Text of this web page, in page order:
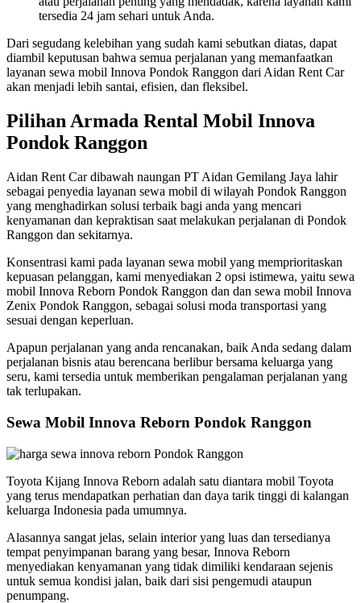
tersedia 24 jam sehari untuk Anda.
Dari segudang kelebihan yang sudah kami sebutkan diatas, dapat
diambil keputusan bahwa semua perjalanan yang memanfaatkan
layanan sewa mobil Innova Pondok Ranggon dari Aidan Rent Car
akan menjadi lebih santai, efisien, dan fleksibel.
Pilihan Armada Rental Mobil Innova
Pondok Ranggon
Aidan Rent Car dibawah naungan PT Aidan Gemilang Jaya lahir
sebagai penyedia layanan sewa mobil di wilayah Pondok Ranggon
yang menghadirkan solusi terbaik bagi anda yang mencari
kenyamanan dan kepraktisan saat melakukan perjalanan di Pondok
Ranggon dan sekitarnya.
Konsentrasi kami pada layanan sewa mobil yang memprioritaskan
kepuasan pelanggan, kami menyediakan 2 opsi istimewa, yaitu sewa
mobil Innova Reborn Pondok Ranggon dan dan sewa mobil Innova
Zenix Pondok Ranggon, sebagai solusi moda transportasi yang
sesuai dengan keperluan.
Apapun perjalanan yang anda rencanakan, baik Anda sedang dalam
perjalanan bisnis atau berencana berlibur bersama keluarga yang
seru, kami tersedia untuk memberikan pengalaman perjalanan yang
tak terlupakan.
Sewa Mobil Innova Reborn Pondok Ranggon
Toyota Kijang Innova Reborn adalah satu diantara mobil Toyota
yang terus mendapatkan perhatian dan daya tarik tinggi di kalangan
keluarga Indonesia pada umumnya.
Alasannya sangat jelas, selain interior yang luas dan tersedianya
tempat penyimpanan barang yang besar, Innova Reborn
menyediakan kenyamanan yang tidak dimiliki kendaraan sejenis
untuk semua kondisi jalan, baik dari sisi pengemudi ataupun
penumpang.